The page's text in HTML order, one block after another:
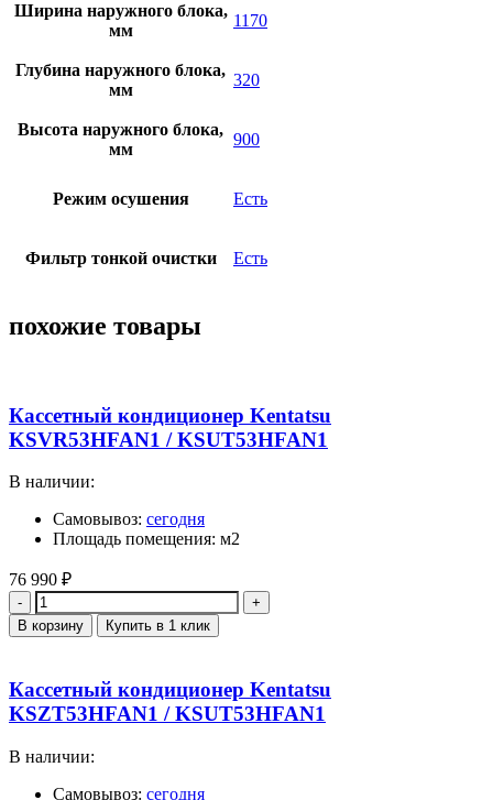
Ширина наружного блока,
мм
1170
Глубина наружного блока,
мм
320
Высота наружного блока,
мм
900
Режим осушения Есть
Фильтр тонкой очистки Есть
похожие товары
Кассетный кондиционер Kentatsu
KSVR53HFAN1 / KSUT53HFAN1
В наличии:
Самовывоз: сегодня
Площадь помещения: м2
76 990 ₽
Количество
В корзину Купить в 1 клик
Кассетный кондиционер Kentatsu
KSZT53HFAN1 / KSUT53HFAN1
В наличии:
Самовывоз: сегодня